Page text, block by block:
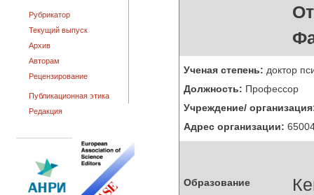
Рубрикатор
Текущий выпуск
Архив
Авторам
Рецензирование
Публикационная этика
Редакция
Ученая степень: доктор
Должность: Профессор
Учреждение/
Адрес организации:
Образование